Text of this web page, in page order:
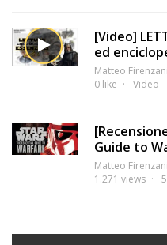
[Video]
ed
Matteo Firenzani
0 like
Video
Guide to
Matteo Firenzani
1.271 views